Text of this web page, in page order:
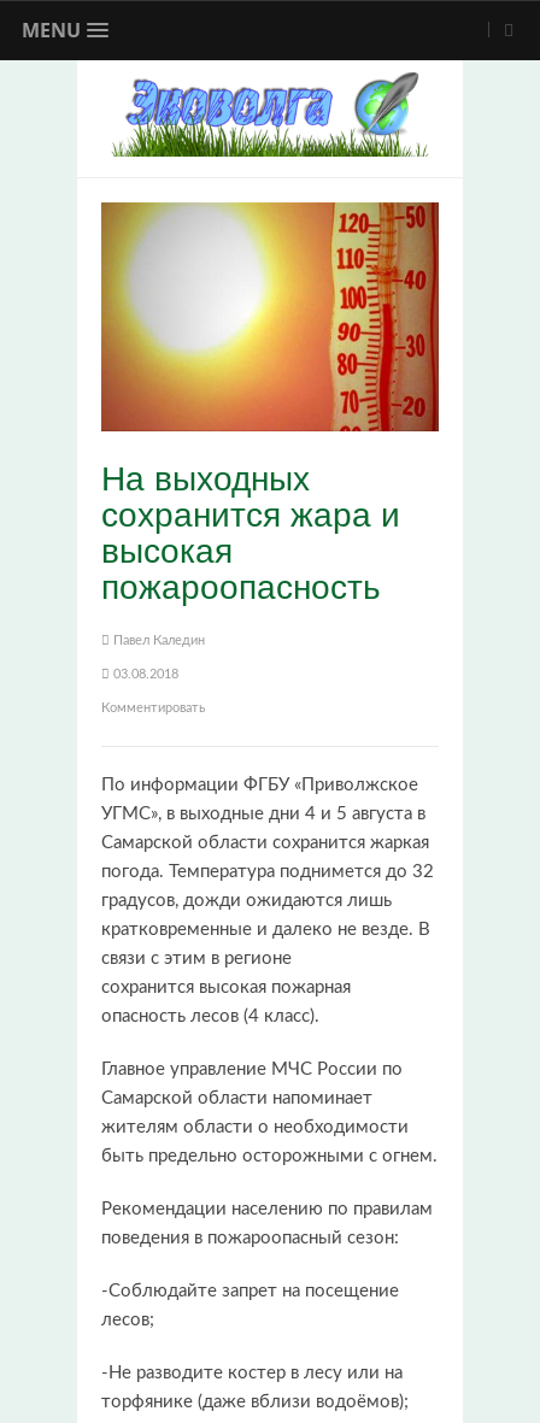
MENU
На выходных
сохранится жара и
высокая
пожароопасность
Павел Каледин
03.08.2018
Комментировать
По информации ФГБУ «Приволжское
УГМС», в выходные дни 4 и 5 августа в
Самарской области сохранится жаркая
погода. Температура поднимется до 32
градусов, дожди ожидаются лишь
кратковременные и далеко не везде. В
связи с этим в регионе
сохранится высокая пожарная
опасность лесов (4 класс).
Главное управление МЧС России по
Самарской области напоминает
жителям области о необходимости
быть предельно осторожными с огнем.
Рекомендации населению по правилам
поведения в пожароопасный сезон:
-Соблюдайте запрет на посещение
лесов;
-Не разводите костер в лесу или на
торфянике (даже вблизи водоёмов);